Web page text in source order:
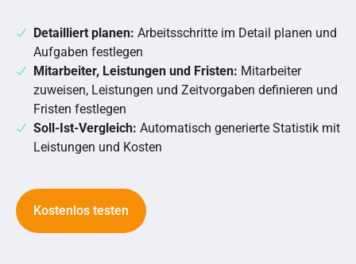
Detailliert planen: Arbeitsschritte im Detail planen und
Aufgaben festlegen
Mitarbeiter, Leistungen und Fristen: Mitarbeiter
zuweisen, Leistungen und Zeitvorgaben definieren und
Fristen festlegen
Soll-Ist-Vergleich: Automatisch generierte Statistik mit
Leistungen und Kosten
Kostenlos testen